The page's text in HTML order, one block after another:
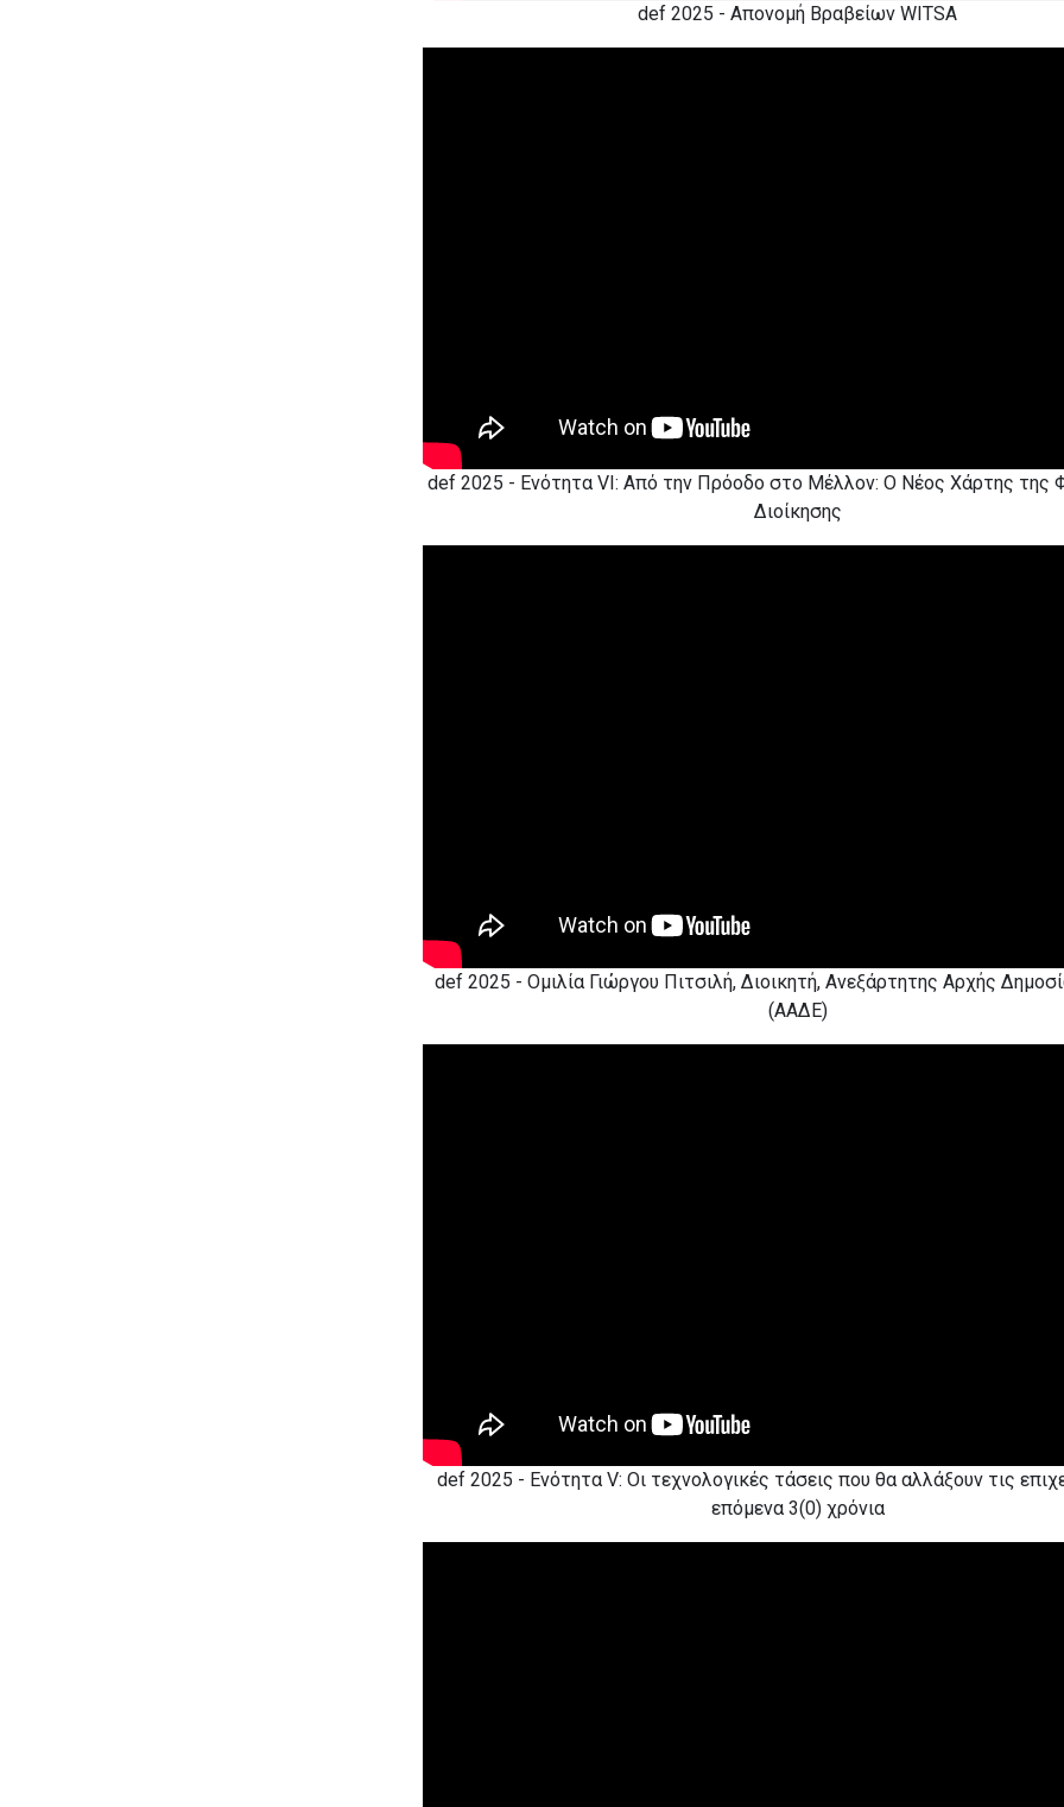
def 2025 - Απονομή Βραβείων WITSA
def 2025 - Ενότητα VI: Από την Πρόοδο στο Μέλλον: Ο Νέος Χάρτης της
Διοίκησης
def 2025 - Ομιλία Γιώργου Πιτσιλή, Διοικητή, Ανεξάρτητης Αρχής
(ΑΑΔΕ)
def 2025 - Ενότητα V: Οι τεχνολογικές τάσεις που θα αλλάξουν τις
επόμενα 3(0) χρόνια